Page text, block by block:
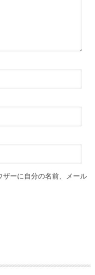
ーに自分の名前、メール